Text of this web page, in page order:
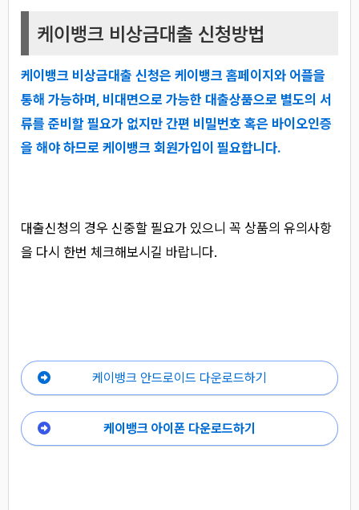
케이뱅크 비상금대출 신청방법
케이뱅크 비상금대출 신청은 케이뱅크 홈페이지와 어플을
통해 가능하며, 비대면으로 가능한 대출상품으로 별도의 서
류를 준비할 필요가 없지만 간편 비밀번호 혹은 바이오인증
을 해야 하므로 케이뱅크 회원가입이 필요합니다.
대출신청의 경우 신중할 필요가 있으니 꼭 상품의 유의사항
을 다시 한번 체크해보시길 바랍니다.
케이뱅크 안드로이드 다운로드하기
케이뱅크 아이폰 다운로드하기